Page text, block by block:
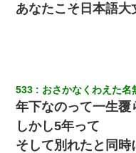
あなたこそ日本語大
533 おさかなくわえた名
年下なのって一生覆
しかし5年って
そして別れたと同